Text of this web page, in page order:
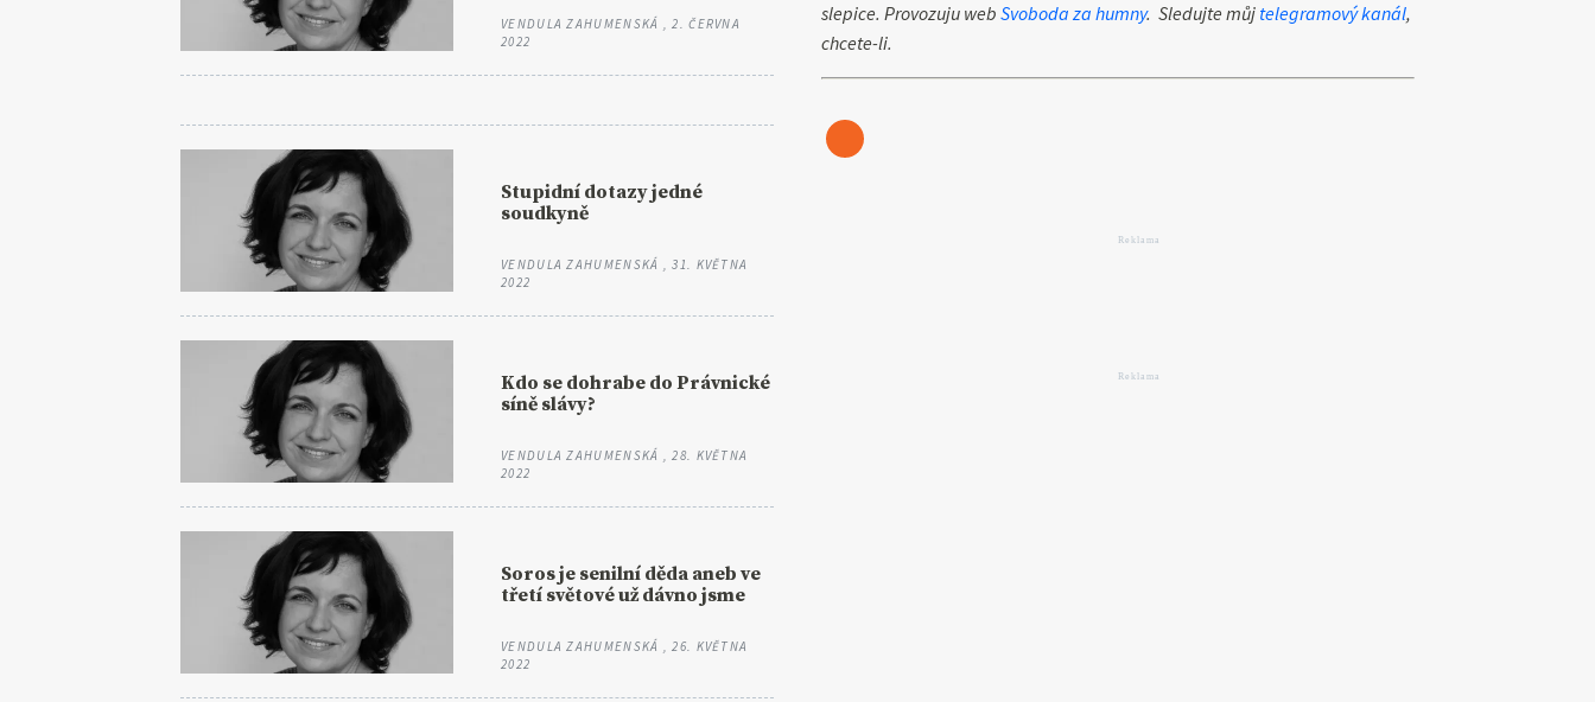
VENDULA ZAHUMENSKÁ , 2. ČERVNA
2022
Stupidní dotazy jedné
soudkyně
VENDULA ZAHUMENSKÁ , 31. KVĚTNA
2022
Kdo se dohrabe do Právnické
síně slávy?
VENDULA ZAHUMENSKÁ , 28. KVĚTNA
2022
Soros je senilní děda aneb ve
třetí světové už dávno jsme
VENDULA ZAHUMENSKÁ , 26. KVĚTNA
2022
slepice. Provozuju web Svoboda za humny. Sledujte můj telegramový kanál,
chcete-li.